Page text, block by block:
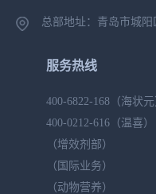
总部地址：青岛市城阳
服务热线
400-6822-168 （海状元
400-0212-616 （温喜）
（增效剂部）
（国际业务）
（动物营养）